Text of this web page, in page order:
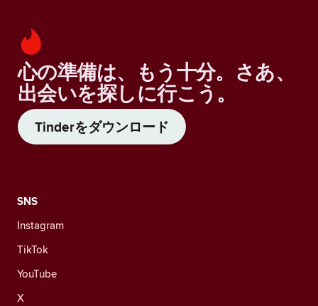
心の準備は、もう十分。さあ、
出会いを探しに行こう。
Tinderをダウンロード
SNS
Instagram
TikTok
YouTube
X